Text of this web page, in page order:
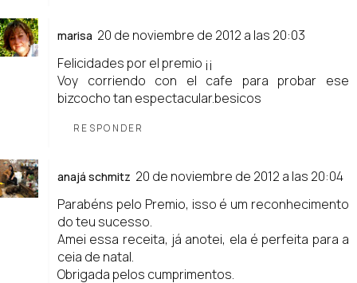
marisa 20 de noviembre de 2012 a las 20:03
Felicidades por el premio ¡¡
Voy corriendo con el cafe para probar ese
bizcocho tan espectacular.besicos
RESPONDER
anajá schmitz 20 de noviembre de 2012 a las 20:04
Parabéns pelo Premio, isso é um reconhecimento
do teu sucesso.
Amei essa receita, já anotei, ela é perfeita para a
ceia de natal.
Obrigada pelos cumprimentos.